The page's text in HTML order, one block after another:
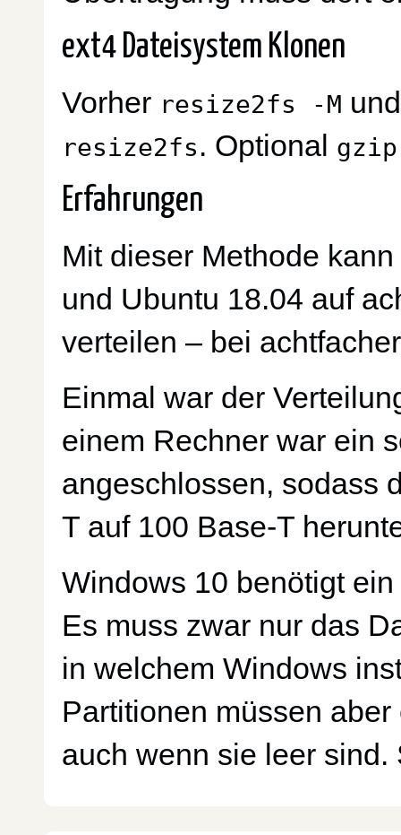
ext4 Dateisystem Klonen
Vorher resize2fs -M
resize2fs. Optional
Erfahrungen
Mit dieser Methode
und Ubuntu 18.04 auf
verteilen – bei
Einmal war der
einem Rechner war ein
angeschlossen, sodass
T auf 100 Base-T
Windows 10 benötigt
Es muss zwar nur das
in welchem Windows
Partitionen müssen
auch wenn sie leer